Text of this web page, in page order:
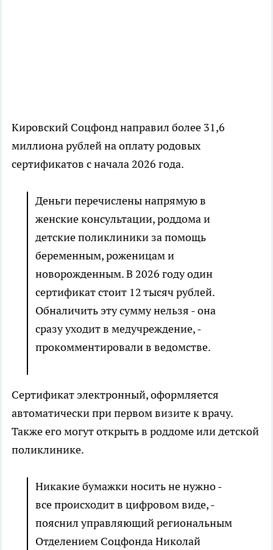
Кировский Соцфонд направил более 31,6
миллиона рублей на оплату родовых
сертификатов с начала 2026 года.
Деньги перечислены напрямую в
женские консультации, роддома и
детские поликлиники за помощь
беременным, роженицам и
новорожденным. В 2026 году один
сертификат стоит 12 тысяч рублей.
Обналичить эту сумму нельзя - она
сразу уходит в медучреждение, -
прокомментировали в ведомстве.
Сертификат электронный, оформляется
автоматически при первом визите к врачу.
Также его могут открыть в роддоме или детской
поликлинике.
Никакие бумажки носить не нужно -
все происходит в цифровом виде, -
пояснил управляющий региональным
Отделением Соцфонда Николай